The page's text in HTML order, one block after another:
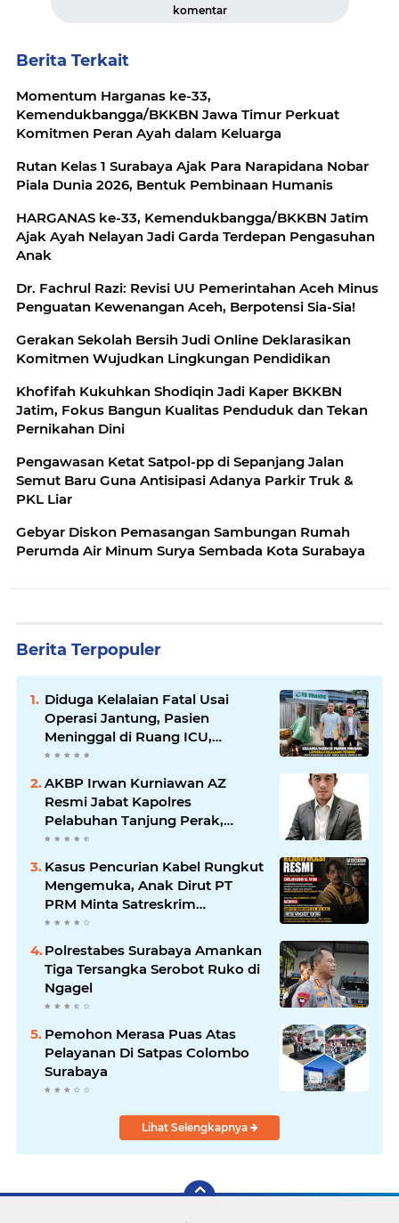
komentar
Berita Terkait
Momentum Harganas ke-33,
Kemendukbangga/BKKBN Jawa Timur Perkuat
Komitmen Peran Ayah dalam Keluarga
Rutan Kelas 1 Surabaya Ajak Para Narapidana Nobar
Piala Dunia 2026, Bentuk Pembinaan Humanis
HARGANAS ke-33, Kemendukbangga/BKKBN Jatim
Ajak Ayah Nelayan Jadi Garda Terdepan Pengasuhan
Anak
Dr. Fachrul Razi: Revisi UU Pemerintahan Aceh Minus
Penguatan Kewenangan Aceh, Berpotensi Sia-Sia!
Gerakan Sekolah Bersih Judi Online Deklarasikan
Komitmen Wujudkan Lingkungan Pendidikan
Khofifah Kukuhkan Shodiqin Jadi Kaper BKKBN
Jatim, Fokus Bangun Kualitas Penduduk dan Tekan
Pernikahan Dini
Pengawasan Ketat Satpol-pp di Sepanjang Jalan
Semut Baru Guna Antisipasi Adanya Parkir Truk &
PKL Liar
Gebyar Diskon Pemasangan Sambungan Rumah
Perumda Air Minum Surya Sembada Kota Surabaya
Berita Terpopuler
Diduga Kelalaian Fatal Usai
Operasi Jantung, Pasien
Meninggal di Ruang ICU,
Keluarga Tuntut RSUD dr.
Soewandhie Bertanggung
Jawab
AKBP Irwan Kurniawan AZ
Resmi Jabat Kapolres
Pelabuhan Tanjung Perak,
Pimpinan Redaksi
HarianMataBerita.com
Sampaikan Ucapan Selamat
Kasus Pencurian Kabel Rungkut
Mengemuka, Anak Dirut PT
PRM Minta Satreskrim
Polrestabes Surabaya Usut
Hingga Tuntas
Polrestabes Surabaya Amankan
Tiga Tersangka Serobot Ruko di
Ngagel
Pemohon Merasa Puas Atas
Pelayanan Di Satpas Colombo
Surabaya
Lihat Selengkapnya